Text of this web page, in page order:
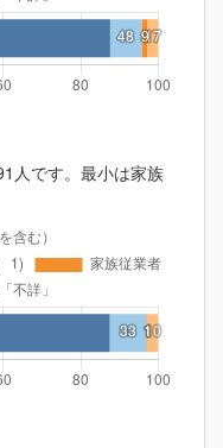
人です。最小は家族